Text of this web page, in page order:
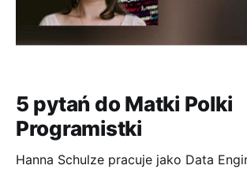
5 pytań do Matki Polki
Programistki
Hanna Schulze pracuje jako Data